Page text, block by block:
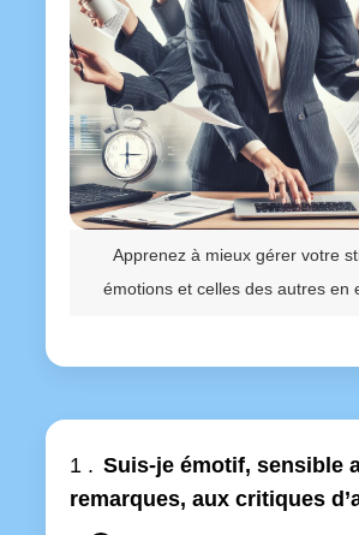
Apprenez à mieux gérer votre
émotions et celles des autres en
1 . Suis-je émotif, sensible
remarques, aux critiques